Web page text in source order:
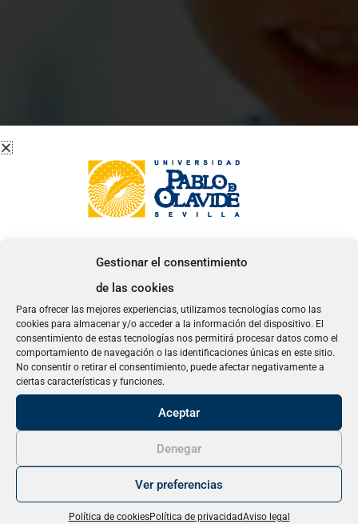
Gestionar el consentimiento
de las cookies
Para ofrecer las mejores experiencias, utilizamos tecnologías como las
cookies para almacenar y/o acceder a la información del dispositivo. El
consentimiento de estas tecnologías nos permitirá procesar datos como el
comportamiento de navegación o las identificaciones únicas en este sitio.
No consentir o retirar el consentimiento, puede afectar negativamente a
ciertas características y funciones.
Aceptar
Denegar
Ver preferencias
Política de cookiesPolítica de privacidadAviso legal
No es posible matricularse en esta
microcredencial porque pertenece a una
convocatoria pasada. A través del